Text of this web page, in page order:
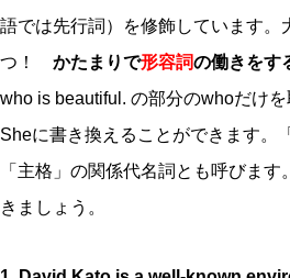
語では先行詞）を修飾しています。
つ！ かたまりで形容詞の働きをす
who is beautiful. の部分のwhoだけを
Sheに書き換えることができます。
「主格」の関係代名詞とも呼びま
きましょう。